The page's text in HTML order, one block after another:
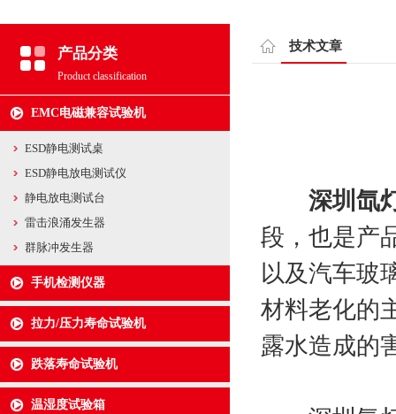
产品分类
Product classification
EMC电磁兼容试验机
ESD静电测试桌
ESD静电放电测试仪
静电放电测试台
雷击浪涌发生器
群脉冲发生器
手机检测仪器
拉力/压力寿命试验机
跌落寿命试验机
温湿度试验箱
技术文章
深圳氙
段，也是产
以及汽车玻
材料老化的
露水造成的